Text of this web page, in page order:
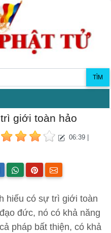
TÌM
giới toàn hảo
06:39 |
hiếu có sự trì giới toàn
đức, nó có khả năng
pháp bất thiện, có khả